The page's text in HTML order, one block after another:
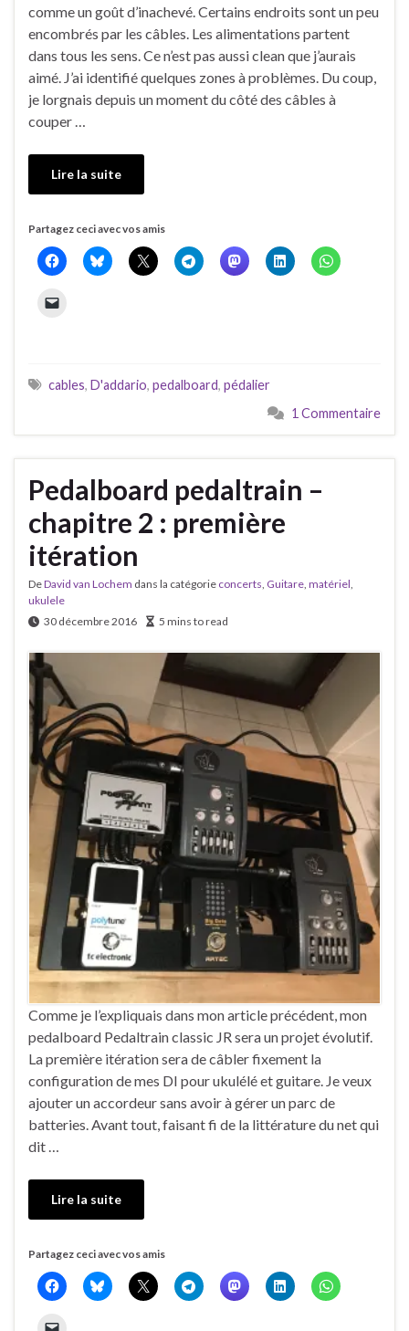
comme un goût d’inachevé. Certains endroits sont un peu
encombrés par les câbles. Les alimentations partent
dans tous les sens. Ce n’est pas aussi clean que j’aurais
aimé. J’ai identifié quelques zones à problèmes. Du coup,
je lorgnais depuis un moment du côté des câbles à
couper …
Lire la suite
Partagez ceci avec vos amis
cables, D'addario, pedalboard, pédalier
1 Commentaire
Pedalboard pedaltrain –
chapitre 2 : première
itération
DeDavid van Lochem dans la catégorie concerts Guitare matériel
ukulele
30 décembre 2016
5 mins to read
Comme je l’expliquais dans mon article précédent, mon
pedalboard Pedaltrain classic JR sera un projet évolutif.
La première itération sera de câbler fixement la
configuration de mes DI pour ukulélé et guitare. Je veux
ajouter un accordeur sans avoir à gérer un parc de
batteries. Avant tout, faisant fi de la littérature du net qui
dit …
Lire la suite
Partagez ceci avec vos amis